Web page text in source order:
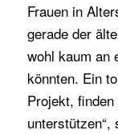
Frauen in
gerade der
wohl kaum an
könnten. Ein
Projekt,